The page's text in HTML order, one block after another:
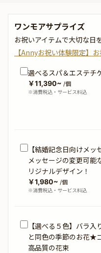
ワンモアサプライズ
お祝いアイテムで大切な日
【Annyお祝い体験限定】
選べるスパ＆エステチ
￥11,390~ /個
※消費税込・サービス料込
【結婚記念日向けメ
メッセージの変更可能
リジナルデザイン！
￥1,980~ /個
※消費税込・サービス料込
【選べる５色】バラ
と同色の季節のお花★
高品質の花束